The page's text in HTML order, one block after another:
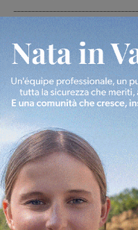
Punto Nascita, no alla
deroga ma il Ministero
apre al monitoraggio di
sei mesi. Vadi: “Una
risposta che valutiamo
positivamente anche se
con prudenza”
Cronaca 6 Agosto 2026